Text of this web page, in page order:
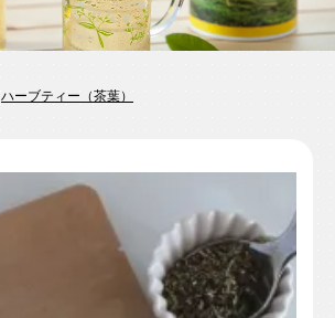
ハーブティー（茶葉）